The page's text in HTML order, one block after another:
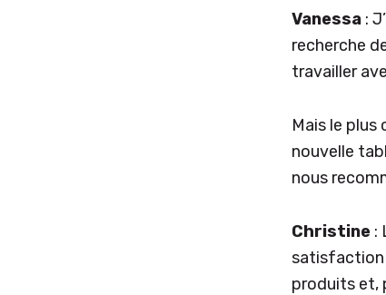
Vanessa :
recherche
travailler
Mais le plus
nouvelle
nous
Christine :
satisfaction
produits et,